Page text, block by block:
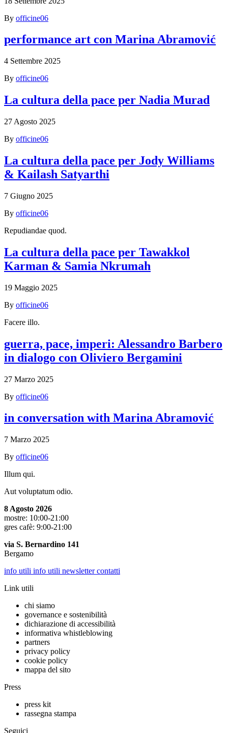
By officine06
performance art con Marina Abramović
4 Settembre 2025
By officine06
La cultura della pace per Nadia Murad
27 Agosto 2025
By officine06
La cultura della pace per Jody Williams
& Kailash Satyarthi
7 Giugno 2025
By officine06
Repudiandae quod.
La cultura della pace per Tawakkol
Karman & Samia Nkrumah
19 Maggio 2025
By officine06
Facere illo.
guerra, pace, imperi: Alessandro Barbero
in dialogo con Oliviero Bergamini
27 Marzo 2025
By officine06
in conversation with Marina Abramović
7 Marzo 2025
By officine06
Illum qui.
Aut voluptatum odio.
8 Agosto 2026
mostre: 10:00-21:00
gres cafè: 9:00-21:00
via S. Bernardino 141
Bergamo
info utili info utili newslettercontatti
Link utili
chi siamo
governance e sostenibilità
dichiarazione di accessibilità
informativa whistleblowing
partners
privacy policy
cookie policy
mappa del sito
Press
press kit
rassegna stampa
Seguici